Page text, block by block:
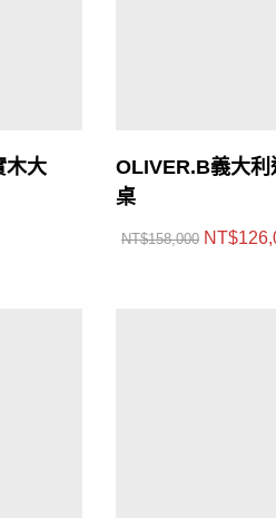
木大
OLIVER.B義大
桌
NT$158,000 NT$